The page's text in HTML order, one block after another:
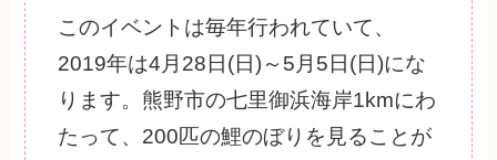
このイベントは毎年行われていて、
2019年は4月28日(日)～5月5日(日)にな
ります。熊野市の七里御浜海岸1kmにわ
たって、200匹の鯉のぼりを見ることが